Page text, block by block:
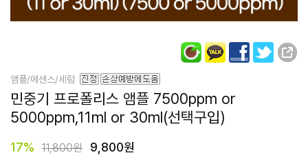
앰플/에센스/세럼
민중기 프로폴리스 앰플 7500ppm or
5000ppm,11ml or 30ml(선택구입)
17% 11,800원 9,800원